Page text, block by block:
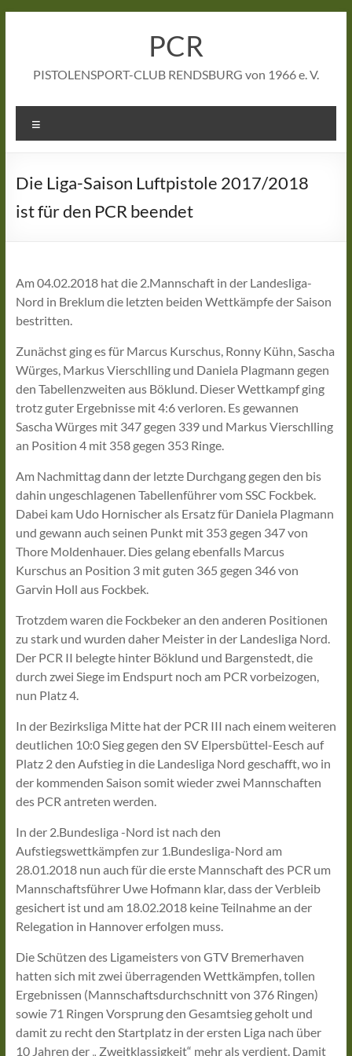
PCR
PISTOLENSPORT-CLUB RENDSBURG von 1966 e. V.
Die Liga-Saison Luftpistole 2017/2018
ist für den PCR beendet
Am 04.02.2018 hat die 2.Mannschaft in der Landesliga-
Nord in Breklum die letzten beiden Wettkämpfe der Saison
bestritten.
Zunächst ging es für Marcus Kurschus, Ronny Kühn, Sascha
Würges, Markus Vierschlling und Daniela Plagmann gegen
den Tabellenzweiten aus Böklund. Dieser Wettkampf ging
trotz guter Ergebnisse mit 4:6 verloren. Es gewannen
Sascha Würges mit 347 gegen 339 und Markus Vierschlling
an Position 4 mit 358 gegen 353 Ringe.
Am Nachmittag dann der letzte Durchgang gegen den bis
dahin ungeschlagenen Tabellenführer vom SSC Fockbek.
Dabei kam Udo Hornischer als Ersatz für Daniela Plagmann
und gewann auch seinen Punkt mit 353 gegen 347 von
Thore Moldenhauer. Dies gelang ebenfalls Marcus
Kurschus an Position 3 mit guten 365 gegen 346 von
Garvin Holl aus Fockbek.
Trotzdem waren die Fockbeker an den anderen Positionen
zu stark und wurden daher Meister in der Landesliga Nord.
Der PCR II belegte hinter Böklund und Bargenstedt, die
durch zwei Siege im Endspurt noch am PCR vorbeizogen,
nun Platz 4.
In der Bezirksliga Mitte hat der PCR III nach einem weiteren
deutlichen 10:0 Sieg gegen den SV Elpersbüttel-Eesch auf
Platz 2 den Aufstieg in die Landesliga Nord geschafft, wo in
der kommenden Saison somit wieder zwei Mannschaften
des PCR antreten werden.
In der 2.Bundesliga -Nord ist nach den
Aufstiegswettkämpfen zur 1.Bundesliga-Nord am
28.01.2018 nun auch für die erste Mannschaft des PCR um
Mannschaftsführer Uwe Hofmann klar, dass der Verbleib
gesichert ist und am 18.02.2018 keine Teilnahme an der
Relegation in Hannover erfolgen muss.
Die Schützen des Ligameisters von GTV Bremerhaven
hatten sich mit zwei überragenden Wettkämpfen, tollen
Ergebnissen (Mannschaftsdurchschnitt von 376 Ringen)
sowie 71 Ringen Vorsprung den Gesamtsieg geholt und
damit zu recht den Startplatz in der ersten Liga nach über
10 Jahren der „ Zweitklassigkeit“ mehr als verdient. Damit